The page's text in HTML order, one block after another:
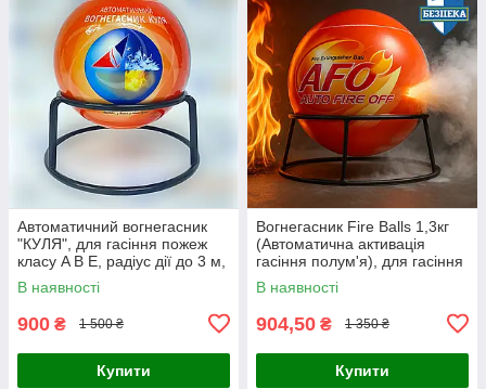
Автоматичний вогнегасник
"КУЛЯ", для гасіння пожеж
класу A B E, радіус дії до 3 м,
вага 1.3 кг
В наявності
900 ₴ 1 500 ₴
Купити
Вогнегасник Fire Balls 1,3кг
(Автоматична активація
гасіння полум'я), для гасіння
пожеж класу A, B, E, площа
пожежогасіння до 16
В наявності
904,50 ₴ 1 350 ₴
Купити